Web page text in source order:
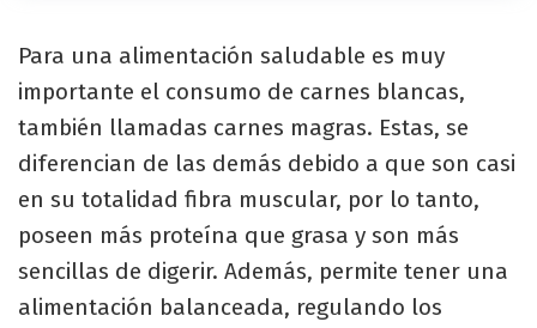
Para una alimentación saludable es muy
importante el consumo de carnes blancas,
también llamadas carnes magras. Estas, se
diferencian de las demás debido a que son casi
en su totalidad fibra muscular, por lo tanto,
poseen más proteína que grasa y son más
sencillas de digerir. Además, permite tener una
alimentación balanceada, regulando los